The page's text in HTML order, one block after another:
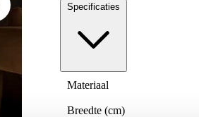
Specificaties
Materiaal
Breedte (cm)